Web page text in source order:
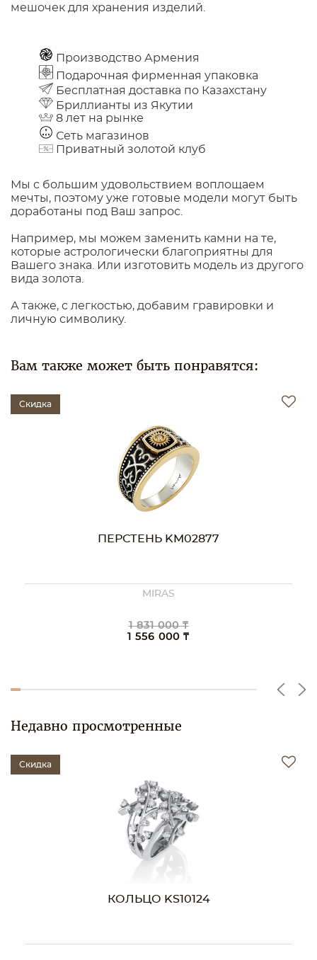
мешочек для хранения изделий.
Производство Армения
Подарочная фирменная упаковка
Бесплатная доставка по Казахстану
Бриллианты из Якутии
8 лет на рынке
Сеть магазинов
Приватный золотой клуб
Мы с большим удовольствием воплощаем
мечты, поэтому уже готовые модели могут быть
доработаны под Ваш запрос.
Например, мы можем заменить камни на те,
которые астрологически благоприятны для
Вашего знака. Или изготовить модель из другого
вида золота.
А также, с легкостью, добавим гравировки и
личную символику.
Вам также может быть понравятся:
ПЕРСТЕНЬ KM02637
1 911 000 ₸
1 624 000 ₸
Недавно просмотренные
Скидка
КОЛЬЦО KS10124